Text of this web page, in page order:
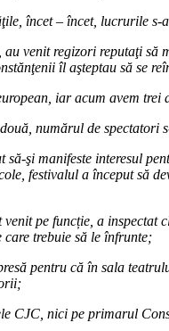
încet – încet, lucrurile
venit regizori reputaţi
îl aşteptau să se
iar acum avem trei
numărul de
şi manifeste interesul
festivalul a început să
pe funcție, a inspectat
trebuie să le înfrunte;
pentru că în sala
CJC, nici pe primarul